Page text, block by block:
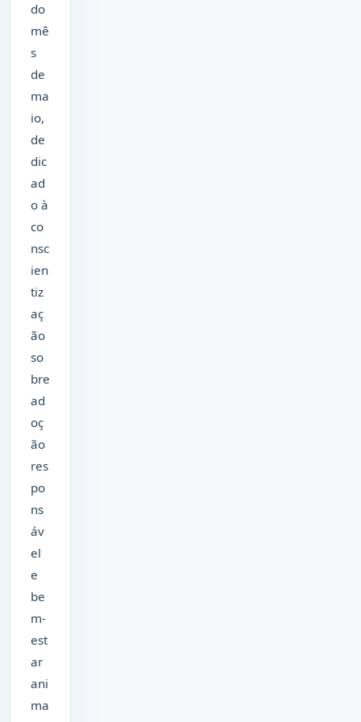
do
mê
s
de
ma
io,
de
dic
ad
o à
co
nsc
ien
tiz
aç
ão
so
bre
ad
oç
ão
res
po
ns
áv
el
e
be
m-
est
ar
ani
ma